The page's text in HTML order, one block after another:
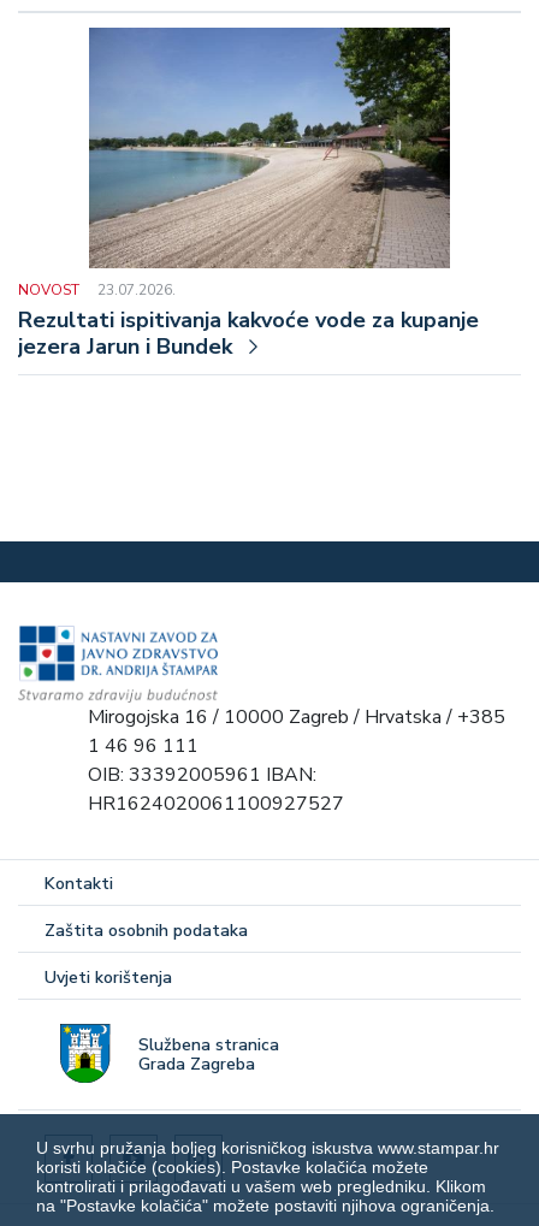
NOVOST 23.07.2026.
Rezultati ispitivanja kakvoće vode za kupanje
jezera Jarun i Bundek
Mirogojska 16 / 10000 Zagreb / Hrvatska / +385
1 46 96 111
OIB: 33392005961 IBAN:
HR1624020061100927527
Kontakti
Zaštita osobnih podataka
Uvjeti korištenja
Službena stranica
Grada Zagreba
U svrhu pružanja boljeg korisničkog iskustva www.stampar.hr
koristi kolačiće (cookies). Postavke kolačića možete
kontrolirati i prilagođavati u vašem web pregledniku. Klikom
na "Postavke kolačića" možete postaviti njihova ograničenja.